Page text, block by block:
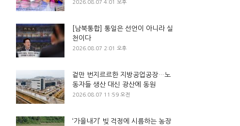
2026.08.07 4:01 오후
[남북통합] 통일은 선언이 아니라 실
천이다
2026.08.07 2:01 오후
겉만 번지르르한 지방공업공장…노
동자들 생산 대신 광산에 동원
2026.08.07 11:59 오전
‘가을내기’ 빚 걱정에 시름하는 농장